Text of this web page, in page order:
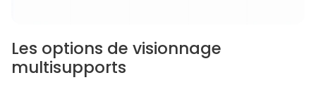
Les options de visionnage
multisupports